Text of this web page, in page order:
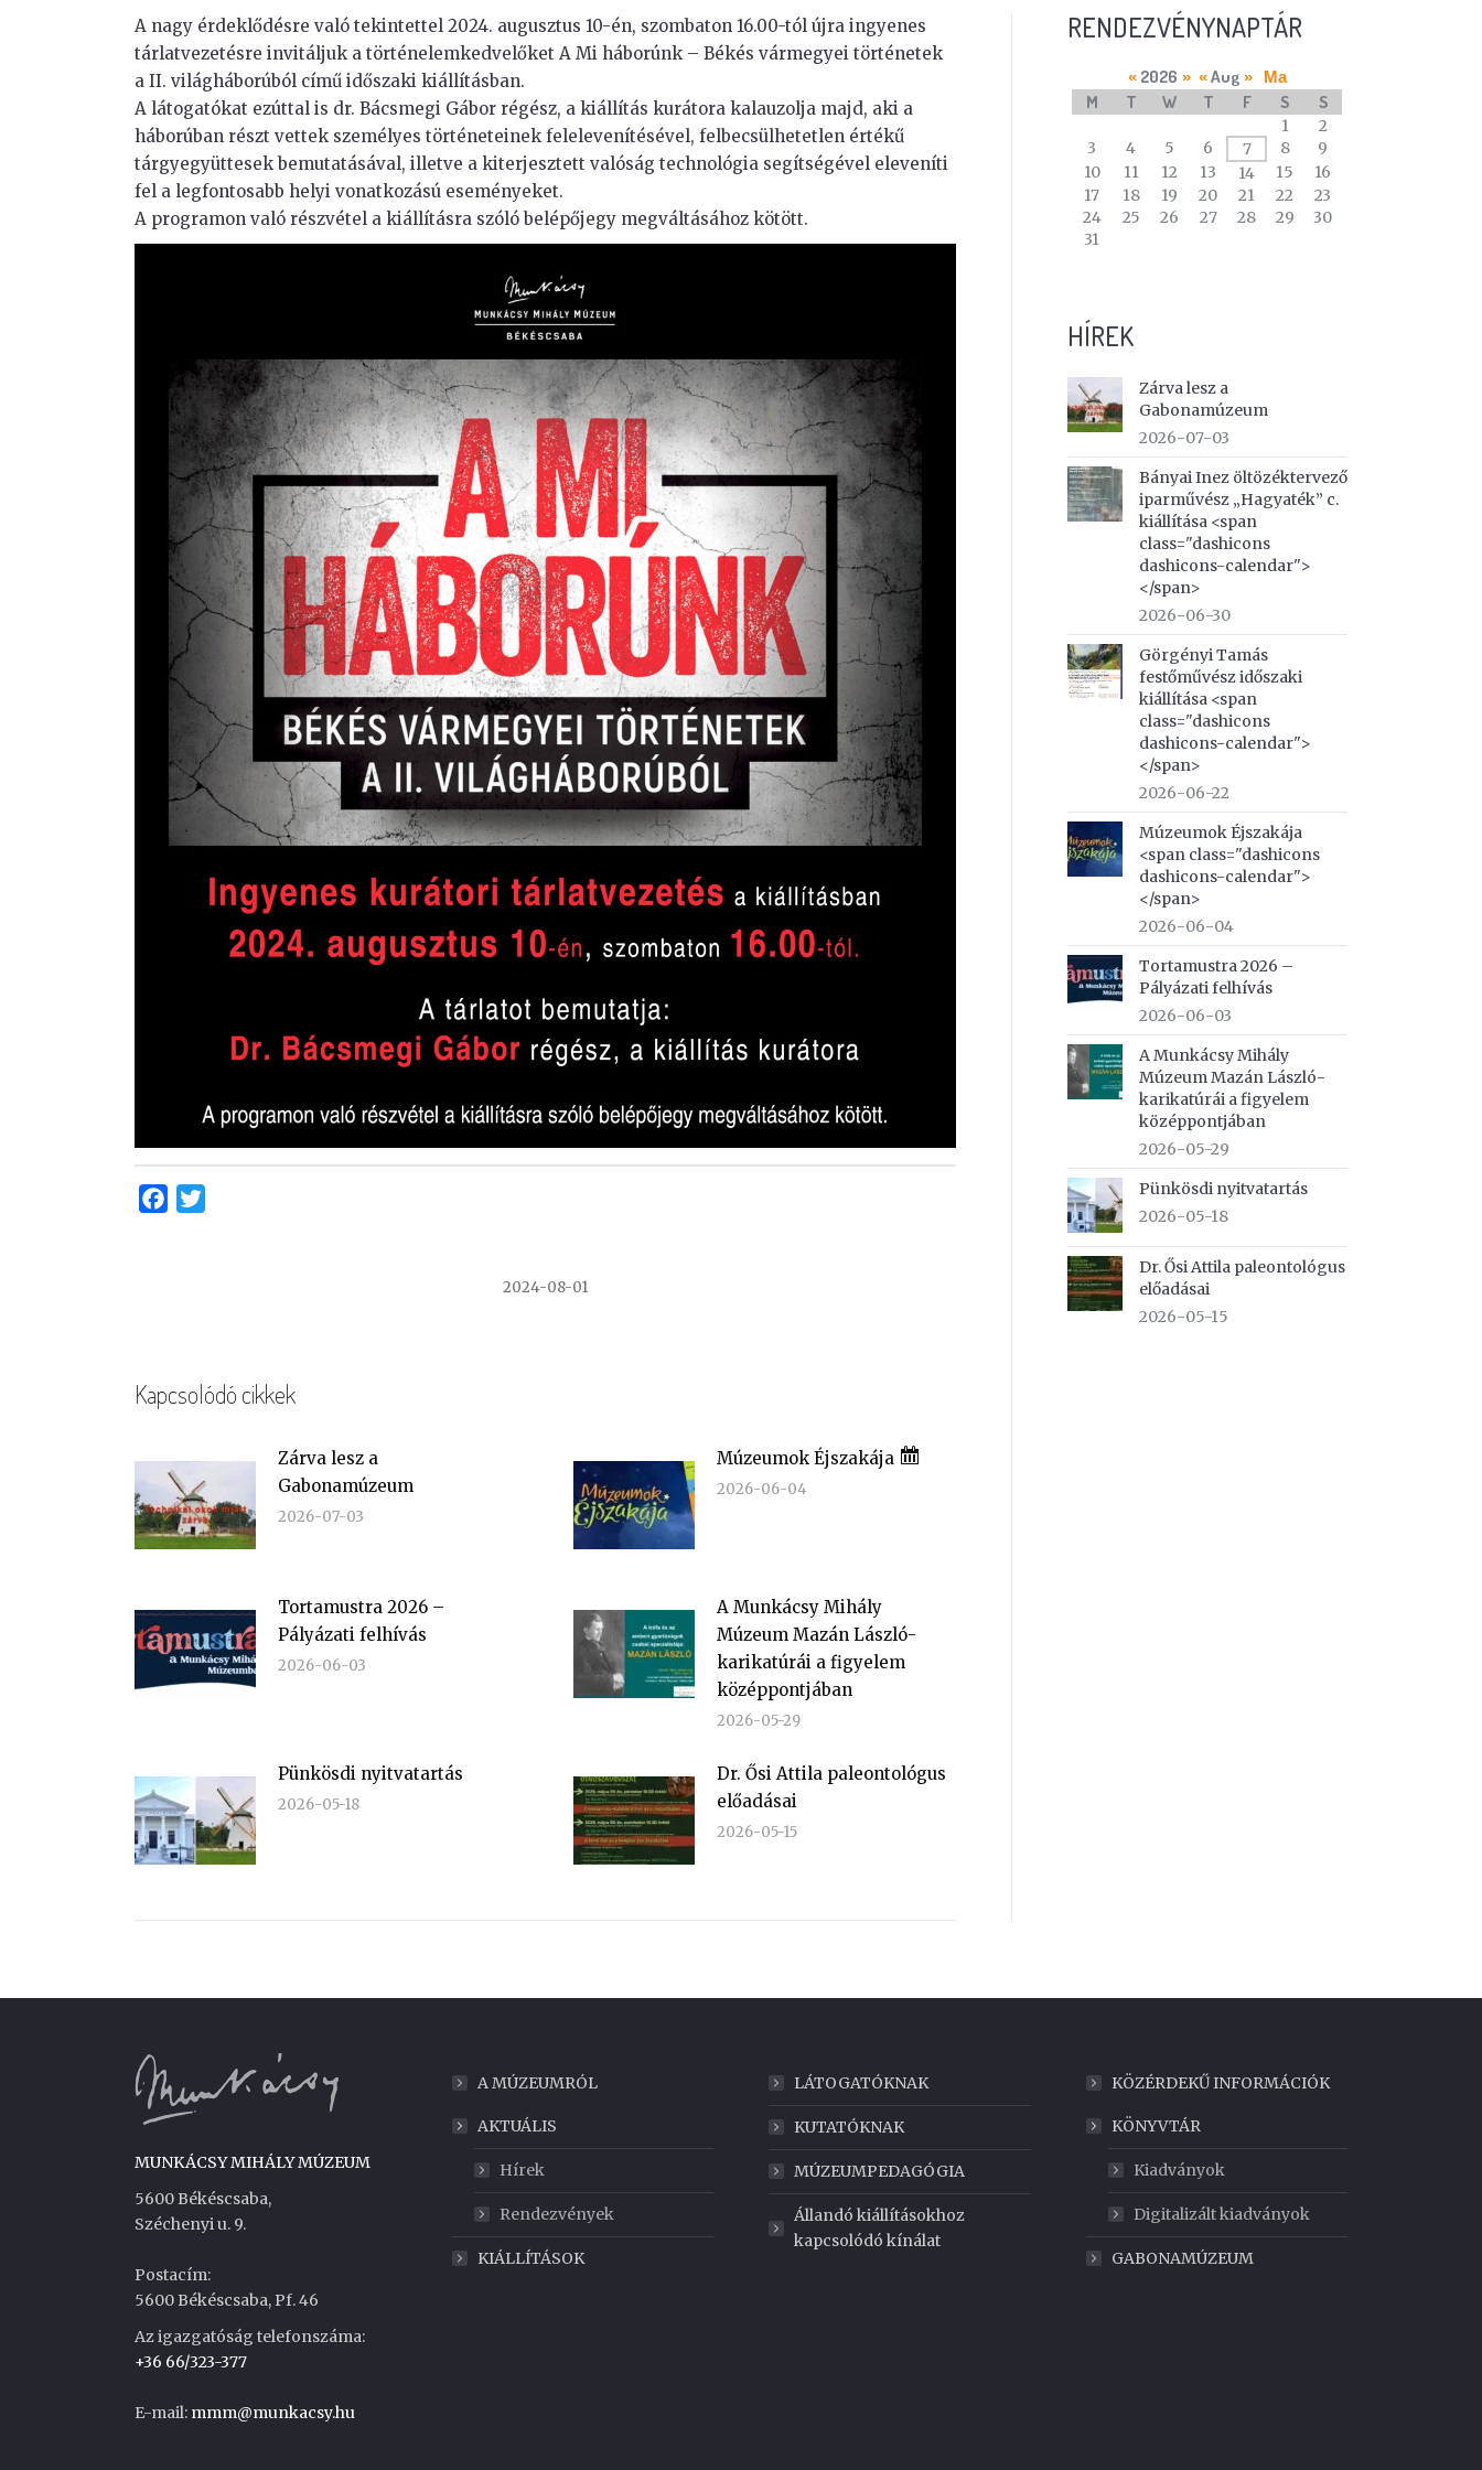
A nagy érdeklődésre való tekintettel 2024. augusztus 10-én, szombaton 16.00-tól újra ingyenes
tárlatvezetésre invitáljuk a történelemkedvelőket A Mi háborúnk – Békés vármegyei történetek
a II. világháborúból című időszaki kiállításban.
A látogatókat ezúttal is dr. Bácsmegi Gábor régész, a kiállítás kurátora kalauzolja majd, aki a
háborúban részt vettek személyes történeteinek felelevenítésével, felbecsülhetetlen értékű
tárgyegyüttesek bemutatásával, illetve a kiterjesztett valóság technológia segítségével eleveníti
fel a legfontosabb helyi vonatkozású eseményeket.
A programon való részvétel a kiállításra szóló belépőjegy megváltásához kötött.
Facebook
2024-08-01
Kapcsolódó cikkek
Zárva lesz a
Gabonamúzeum
2026-07-03
Múzeumok Éjszakája
2026-06-04
Tortamustra 2026 –
Pályázati felhívás
2026-06-03
A Munkácsy Mihály
Múzeum Mazán László-
karikatúrái a figyelem
középpontjában
2026-05-29
Pünkösdi nyitvatartás
2026-05-18
Dr. Ősi Attila paleontológus
előadásai
2026-05-15
RENDEZVÉNYNAPTÁR
calendar
of
events
« 2026 » « Aug » Ma
M T W T F S S
1
2
3
4 5 6 7 8
9
10
11 12 13 14 15
16
17
18 19 20 21 22
23
24
25 26 27 28 29
30
31
HÍREK
Zárva lesz a
Gabonamúzeum
2026-07-03
Bányai Inez öltözéktervező
iparművész „Hagyaték” c.
kiállítása <span
class="dashicons
dashicons-calendar">
</span>
2026-06-30
Görgényi Tamás
festőművész időszaki
kiállítása <span
class="dashicons
dashicons-calendar">
</span>
2026-06-22
Múzeumok Éjszakája
<span class="dashicons
dashicons-calendar">
</span>
2026-06-04
Tortamustra 2026 –
Pályázati felhívás
2026-06-03
A Munkácsy Mihály
Múzeum Mazán László-
karikatúrái a figyelem
középpontjában
2026-05-29
Pünkösdi nyitvatartás
2026-05-18
Dr. Ősi Attila paleontológus
előadásai
2026-05-15
MUNKÁCSY MIHÁLY MÚZEUM
5600 Békéscsaba,
Széchenyi u. 9.
Postacím:
5600 Békéscsaba, Pf. 46
Az igazgatóság telefonszáma:
+36 66/323-377
E-mail: mmm@munkacsy.hu
A MÚZEUMRÓL
AKTUÁLIS
Hírek
Rendezvények
KIÁLLÍTÁSOK
LÁTOGATÓKNAK
KUTATÓKNAK
MÚZEUMPEDAGÓGIA
Állandó kiállításokhoz
kapcsolódó kínálat
KÖZÉRDEKŰ INFORMÁCIÓK
KÖNYVTÁR
Kiadványok
Digitalizált kiadványok
GABONAMÚZEUM